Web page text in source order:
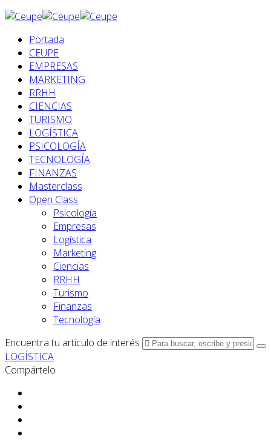
Portada
CEUPE
EMPRESAS
MARKETING
RRHH
CIENCIAS
TURISMO
LOGÍSTICA
PSICOLOGÍA
TECNOLOGÍA
FINANZAS
Masterclass
Open Class
Psicología
Empresas
Logística
Marketing
Ciencias
RRHH
Turismo
Finanzas
Tecnología
Encuentra tu artículo de interés
LOGÍSTICA
Compártelo